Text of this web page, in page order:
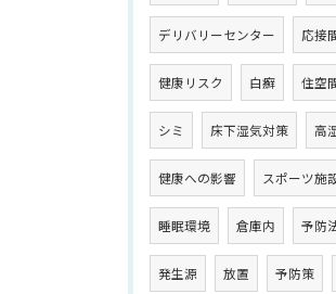
デリバリーセンター 応接
健康リスク 白癬 住空
シミ 床下湿気対策 高
健康への影響 スポーツ施
睡眠環境 倉庫内 予防
発生源 放置 予防策